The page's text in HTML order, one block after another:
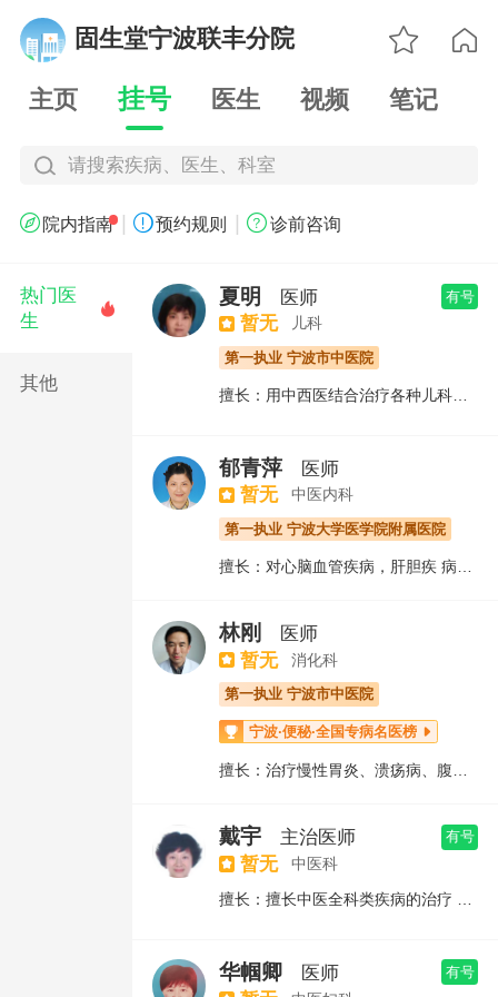
固生堂宁波联丰分院  
主页 挂号 医生 视频 笔记
请搜索疾病、医生、科室
 院内指南 预约规则 诊前咨询
热门医
生

其他
夏明 医师 有号
暂无 儿科
第一执业 宁波市中医院
擅长：用中西医结合治疗各种儿科常见病及部分疑难杂症，开设易感儿防治专科门诊及开展儿童医疗与保健工作。
郁青萍
医师
暂无
中医内科
第一执业 宁波大学医学院附属医院
擅长：对心脑血管疾病，肝胆疾 病，胃病等内外科常见病，多发病的治疗及妇科肿 瘤附件包块，月经不调的治疗，尤其对肿瘤术后 调理，顽固性失眠，脂肪肝，口腔溃疡，肺结节 乳腺结节等疑难杂症的治疗有独到之处
林刚
医师
暂无
消化科
第一执业 宁波市中医院
宁波·便秘·全国专病名医榜 
戴宇 主治医师 有号
暂无
中医科
华帼卿 医师 有号